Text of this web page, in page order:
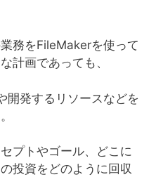
務をFileMakerを使って
計画であっても、
開発するリソースなどを
プトやゴール、どこに
投資をどのように回収